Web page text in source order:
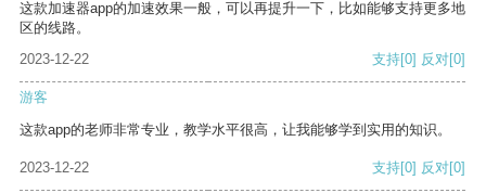
这款加速器app的加速效果一般，可以再提升一下，比如能够支持更多地
区的线路。
2023-12-22
支持[0] 反对[0]
游客
这款app的老师非常专业，教学水平很高，让我能够学到实用的知识。
2023-12-22 支持[0] 反对[0]